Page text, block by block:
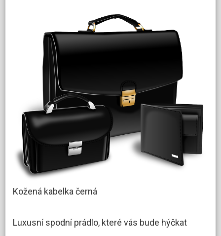
Kožená kabelka černá
Luxusní spodní prádlo, které vás bude hýčkat